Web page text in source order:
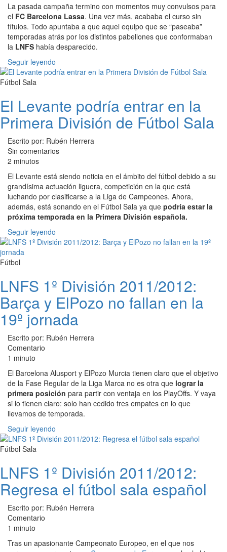
La pasada campaña termino con momentos muy convulsos para
el FC Barcelona Lassa. Una vez más, acababa el curso sin
títulos. Todo apuntaba a que aquel equipo que se “paseaba”
temporadas atrás por los distintos pabellones que conformaban
la LNFS había desparecido.
Seguir leyendo
Fútbol Sala
El Levante podría entrar en la
Primera División de Fútbol Sala
Escrito por: Rubén Herrera
Sin comentarios
2 minutos
El Levante está siendo noticia en el ámbito del fútbol debido a su
grandísima actuación liguera, competición en la que está
luchando por clasificarse a la Liga de Campeones. Ahora,
además, está sonando en el Fútbol Sala ya que podría estar la
próxima temporada en la Primera División española.
Seguir leyendo
Fútbol
LNFS 1º División 2011/2012:
Barça y ElPozo no fallan en la
19º jornada
Escrito por: Rubén Herrera
Comentario
1 minuto
El Barcelona Alusport y ElPozo Murcia tienen claro que el objetivo
de la Fase Regular de la Liga Marca no es otra que lograr la
primera posición para partir con ventaja en los PlayOffs. Y vaya
si lo tienen claro: solo han cedido tres empates en lo que
llevamos de temporada.
Seguir leyendo
Fútbol Sala
LNFS 1º División 2011/2012:
Regresa el fútbol sala español
Escrito por: Rubén Herrera
Comentario
1 minuto
Tras un apasionante Campeonato Europeo, en el que nos